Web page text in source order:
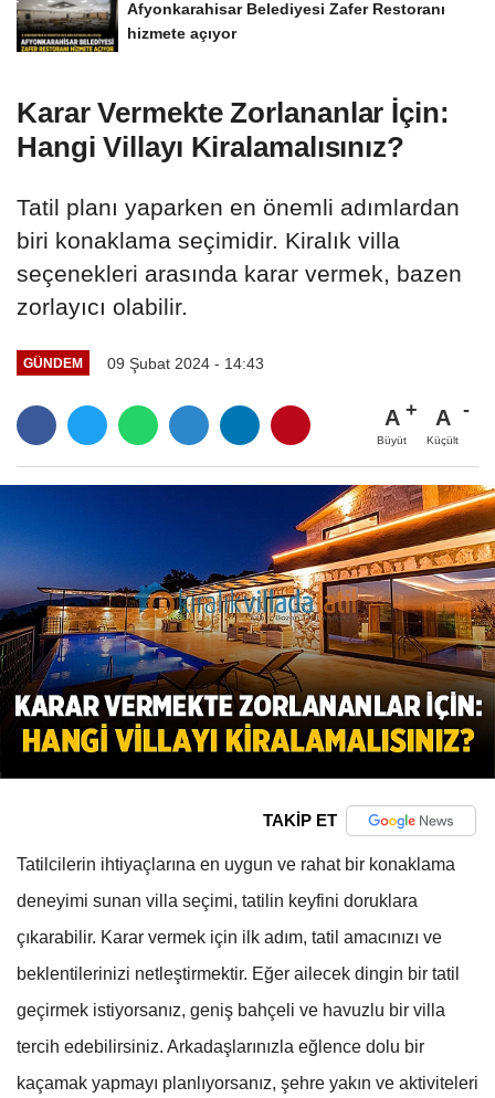
Afyonkarahisar Belediyesi Zafer Restoranı
hizmete açıyor
Karar Vermekte Zorlananlar İçin:
Hangi Villayı Kiralamalısınız?
Tatil planı yaparken en önemli adımlardan
biri konaklama seçimidir. Kiralık villa
seçenekleri arasında karar vermek, bazen
zorlayıcı olabilir.
GÜNDEM 09 Şubat 2024 - 14:43
A
Büyüt
A
Küçült
TAKİP ET
Tatilcilerin ihtiyaçlarına en uygun ve rahat bir konaklama
deneyimi sunan villa seçimi, tatilin keyfini doruklara
çıkarabilir. Karar vermek için ilk adım, tatil amacınızı ve
beklentilerinizi netleştirmektir. Eğer ailecek dingin bir tatil
geçirmek istiyorsanız, geniş bahçeli ve havuzlu bir villa
tercih edebilirsiniz. Arkadaşlarınızla eğlence dolu bir
kaçamak yapmayı planlıyorsanız, şehre yakın ve aktiviteleri